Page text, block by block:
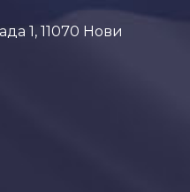
1, 11070 Нови